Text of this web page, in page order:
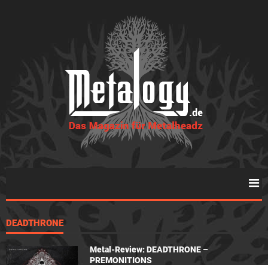
DEADTHRONE
Metal-Review: DEADTHRONE –
PREMONITIONS